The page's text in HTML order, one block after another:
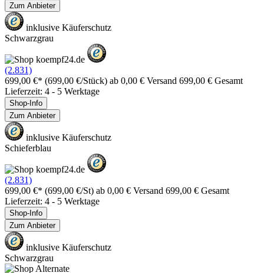
Zum Anbieter
inklusive Käuferschutz
Schwarzgrau
(2.831)
699,00 €* (699,00 €/Stück) ab 0,00 € Versand 699,00 € Gesamt
Lieferzeit: 4 - 5 Werktage
Shop-Info
Zum Anbieter
inklusive Käuferschutz
Schieferblau
(2.831)
699,00 €* (699,00 €/St) ab 0,00 € Versand 699,00 € Gesamt
Lieferzeit: 4 - 5 Werktage
Shop-Info
Zum Anbieter
inklusive Käuferschutz
Schwarzgrau